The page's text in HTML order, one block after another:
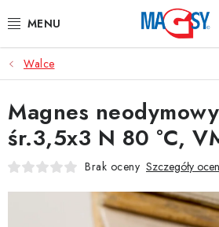
do
GŁÓWNE KATEGORIE
MAGNETYCZNE POMOCE
MAGNESY PRZEMYSŁOWE
INNE MAGNESY
Walce
Magnes
śr.3,5x3 N 80 °C,
Brak oceny Szczegóły